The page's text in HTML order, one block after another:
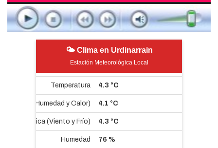
🌤 Clima en Urdinarrain
Estación Meteorológica Local